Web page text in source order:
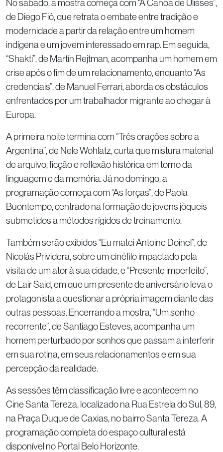
No sábado, a mostra começa com “A Canoa de Ulisses”,
de Diego Fió, que retrata o embate entre tradição e
modernidade a partir da relação entre um homem
indígena e um jovem interessado em rap. Em seguida,
“Shakti”, de Martín Rejtman, acompanha um homem em
crise após o fim de um relacionamento, enquanto “As
credenciais”, de Manuel Ferrari, aborda os obstáculos
enfrentados por um trabalhador migrante ao chegar à
Europa.
A primeira noite termina com “Três orações sobre a
Argentina”, de Nele Wohlatz, curta que mistura material
de arquivo, ficção e reflexão histórica em torno da
linguagem e da memória. Já no domingo, a
programação começa com “As forças”, de Paola
Buontempo, centrado na formação de jovens jóqueis
submetidos a métodos rígidos de treinamento.
Também serão exibidos “Eu matei Antoine Doinel”, de
Nicolás Prividera, sobre um cinéfilo impactado pela
visita de um ator à sua cidade, e “Presente imperfeito”,
de Lair Said, em que um presente de aniversário leva o
protagonista a questionar a própria imagem diante das
outras pessoas. Encerrando a mostra, “Um sonho
recorrente”, de Santiago Esteves, acompanha um
homem perturbado por sonhos que passam a interferir
em sua rotina, em seus relacionamentos e em sua
percepção da realidade.
As sessões têm classificação livre e acontecem no
Cine Santa Tereza, localizado na Rua Estrela do Sul, 89,
na Praça Duque de Caxias, no bairro Santa Tereza. A
programação completa do espaço cultural está
disponível no Portal Belo Horizonte.